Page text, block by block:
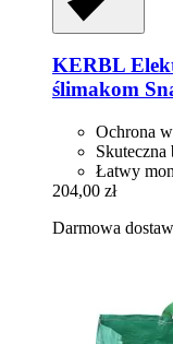
KERBL
ślimakom
Ochrona
Skuteczna
Łatwy
204,00 zł
Darmowa